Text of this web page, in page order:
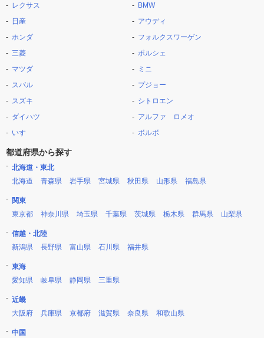
レクサス
日産
ホンダ
三菱
マツダ
スバル
スズキ
ダイハツ
いすゞ
BMW
アウディ
フォルクスワーゲン
ポルシェ
ミニ
プジョー
シトロエン
アルファ ロメオ
ボルボ
都道府県から探す
北海道・東北
北海道
青森県 岩手県 宮城県 秋田県 山形県 福島県
関東
東京都
神奈川県 埼玉県 千葉県 茨城県 栃木県 群馬県 山梨県
信越・北陸
新潟県
長野県 富山県 石川県 福井県
東海
愛知県
岐阜県 静岡県 三重県
近畿
大阪府
兵庫県 京都府 滋賀県 奈良県 和歌山県
中国